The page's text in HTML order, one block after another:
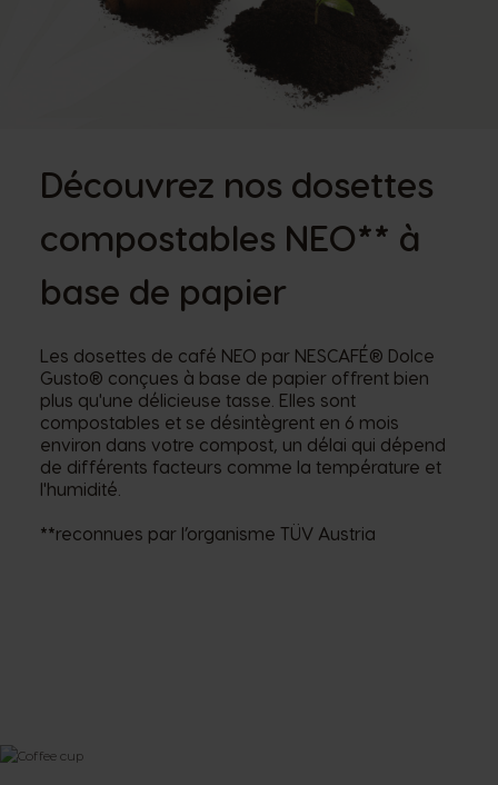
Découvrez nos dosettes
compostables NEO** à
base de papier
Les dosettes de café NEO par NESCAFÉ® Dolce
Gusto® conçues à base de papier offrent bien
plus qu'une délicieuse tasse. Elles sont
compostables et se désintègrent en 6 mois
environ dans votre compost, un délai qui dépend
de différents facteurs comme la température et
l'humidité.
**reconnues par l’organisme TÜV Austria